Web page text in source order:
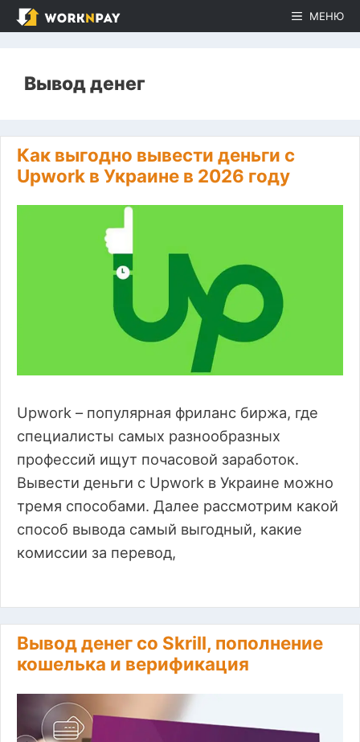
Перейти
к
МЕНЮ
Вывод денег
Как выгодно вывести деньги с
Upwork в Украине в 2026 году
Upwork – популярная фриланс биржа, где
специалисты самых разнообразных
профессий ищут почасовой заработок.
Вывести деньги c Upwork в Украине можно
тремя способами. Далее рассмотрим какой
способ вывода самый выгодный, какие
комиссии за перевод,
Вывод денег со Skrill, пополнение
кошелька и верификация